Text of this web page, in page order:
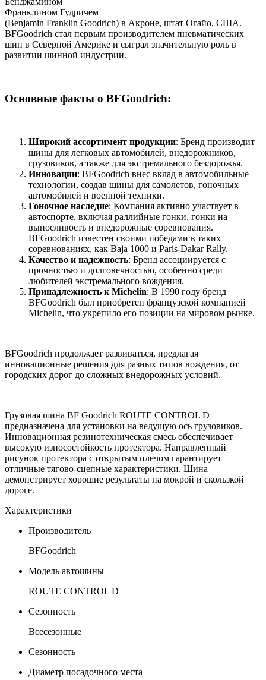
Франклином Гудричем
(Benjamin Franklin Goodrich) в Акроне, штат Огайо, США.
BFGoodrich стал первым производителем пневматических
шин в Северной Америке и сыграл значительную роль в
развитии шинной индустрии.
Основные факты о BFGoodrich:
Широкий ассортимент продукции: Бренд производит
шины для легковых автомобилей, внедорожников,
грузовиков, а также для экстремального бездорожья.
Инновации: BFGoodrich внес вклад в автомобильные
технологии, создав шины для самолетов, гоночных
автомобилей и военной техники.
Гоночное наследие: Компания активно участвует в
автоспорте, включая раллийные гонки, гонки на
выносливость и внедорожные соревнования.
BFGoodrich известен своими победами в таких
соревнованиях, как Baja 1000 и Paris-Dakar Rally.
Качество и надежность: Бренд ассоциируется с
прочностью и долговечностью, особенно среди
любителей экстремального вождения.
Принадлежность к Michelin: В 1990 году бренд
BFGoodrich был приобретен французской компанией
Michelin, что укрепило его позиции на мировом рынке.
BFGoodrich продолжает развиваться, предлагая
инновационные решения для разных типов вождения, от
городских дорог до сложных внедорожных условий.
Грузовая шина BF Goodrich ROUTE CONTROL D
предназначена для установки на ведущую ось грузовиков.
Инновационная резинотехническая смесь обеспечивает
высокую износостойкость протектора. Направленный
рисунок протектора с открытым плечом гарантирует
отличные тягово-сцепные характеристики. Шина
демонстрирует хорошие результаты на мокрой и скользкой
дороге.
Характеристики
Производитель
BFGoodrich
Модель автошины
ROUTE CONTROL D
Сезонность
Всесезонные
Сезонность
Диаметр посадочного места